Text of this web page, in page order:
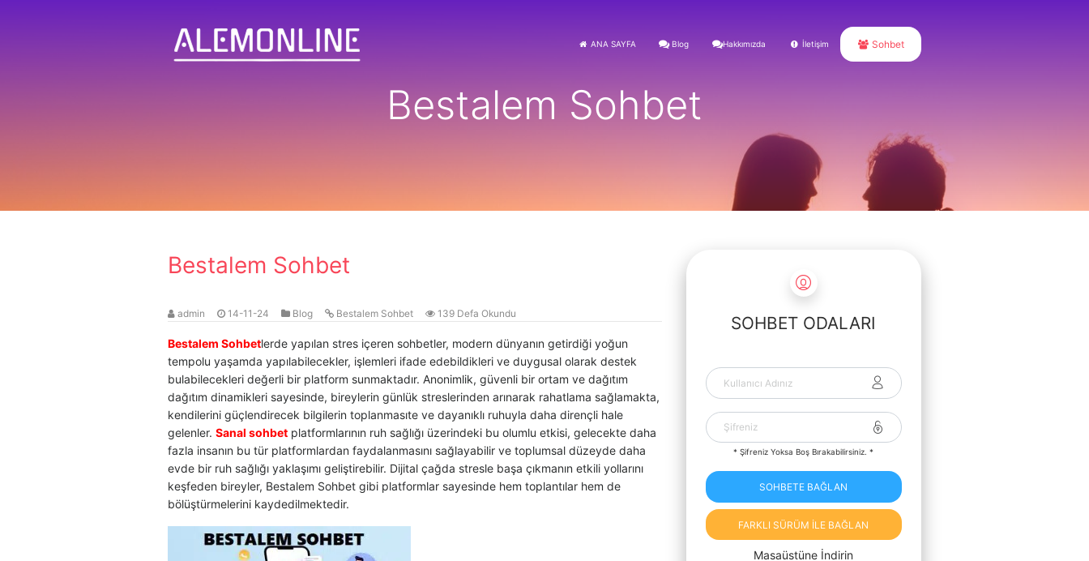
ANA SAYFA Blog Hakkımızda İletişim Sohbet
Bestalem Sohbet
Bestalem Sohbet
admin 14-11-24 Blog Bestalem Sohbet 139 Defa Okundu
Bestalem Sohbetlerde yapılan stres içeren sohbetler, modern dünyanın getirdiği yoğun
tempolu yaşamda yapılabilecekler, işlemleri ifade edebildikleri ve duygusal olarak destek
bulabilecekleri değerli bir platform sunmaktadır. Anonimlik, güvenli bir ortam ve dağıtım
dağıtım dinamikleri sayesinde, bireylerin günlük streslerinden arınarak rahatlama sağlamakta,
kendilerini güçlendirecek bilgilerin toplanmasıte ve dayanıklı ruhuyla daha dirençli hale
gelenler. Sanal sohbet platformlarının ruh sağlığı üzerindeki bu olumlu etkisi, gelecekte daha
fazla insanın bu tür platformlardan faydalanmasını sağlayabilir ve toplumsal düzeyde daha
evde bir ruh sağlığı yaklaşımı geliştirebilir. Dijital çağda stresle başa çıkmanın etkili yollarını
keşfeden bireyler, Bestalem Sohbet gibi platformlar sayesinde hem toplantılar hem de
bölüştürmelerini kaydedilmektedir.
SOHBET ODALARI
* Şifreniz Yoksa Boş Bırakabilirsiniz. *
SOHBETE BAĞLAN
FARKLI SÜRÜM İLE BAĞLAN
Masaüstüne İndirin